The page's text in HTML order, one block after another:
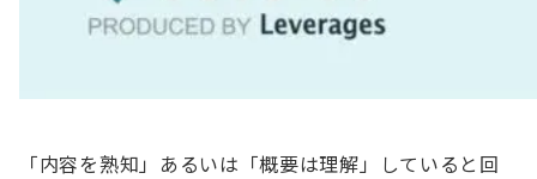
「内容を熟知」あるいは「概要は理解」していると回